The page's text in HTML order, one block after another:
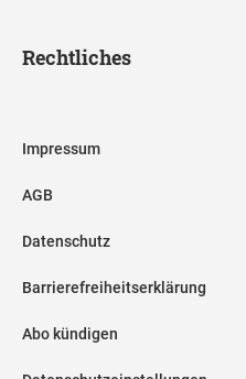
Rechtliches
Impressum
AGB
Datenschutz
Barrierefreiheitserklärung
Abo kündigen